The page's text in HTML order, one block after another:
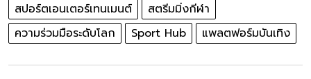
สปอร์ตเอนเตอร์เทนเมนต์
สตรีมมิ่งกีฬา
ความร่วมมือระดับโลก
Sport Hub แพลตฟอร์มบันเทิง